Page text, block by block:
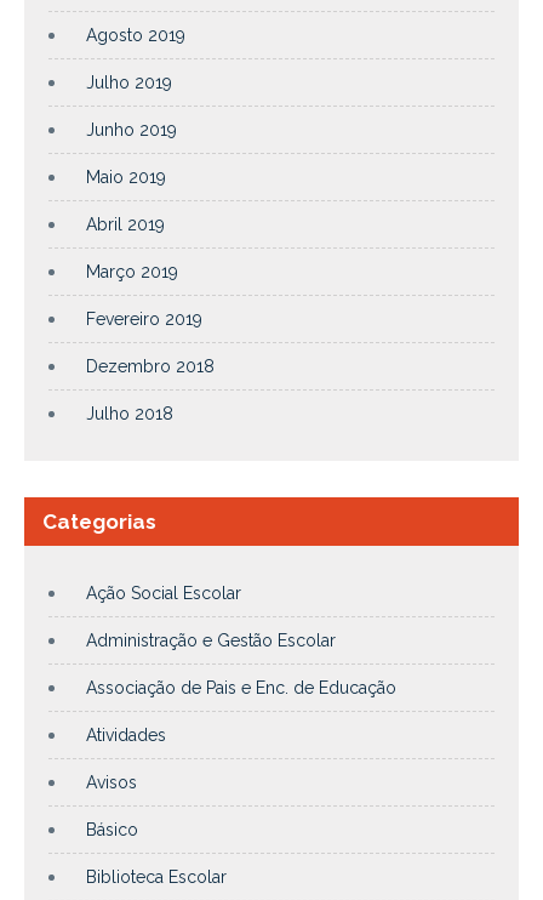
Agosto 2019
Julho 2019
Junho 2019
Maio 2019
Abril 2019
Março 2019
Fevereiro 2019
Dezembro 2018
Julho 2018
Categorias
Ação Social Escolar
Administração e Gestão Escolar
Associação de Pais e Enc. de Educação
Atividades
Avisos
Básico
Biblioteca Escolar